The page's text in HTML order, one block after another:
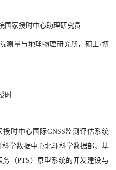
国家授时中心助理研究员
测量与地球物理研究所，硕士/博
时
时中心国际GNSS监测评估系统
科学数据中心北斗科学数据部、基
（PTS）原型系统的开发建设与